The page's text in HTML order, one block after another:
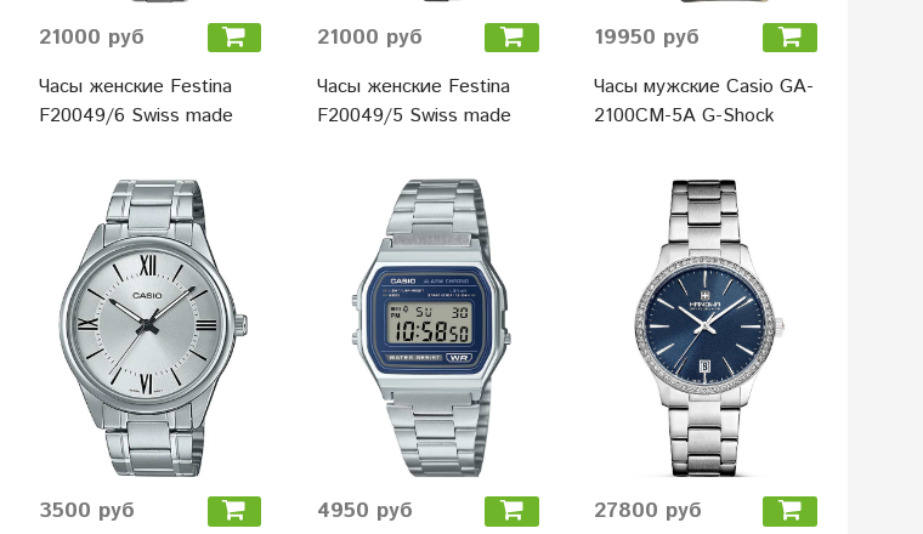
21000 руб
Часы женские Festina
F20049/6 Swiss made
21000 руб
Часы женские Festina
F20049/5 Swiss made
19950 руб
Часы мужские Casio GA-
2100CM-5A G-Shock
3500 руб 4950 руб 27800 руб